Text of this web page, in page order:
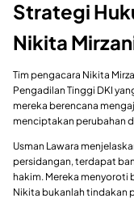
Strategi
Nikita
Tim pengacara Nikita
Pengadilan Tinggi DKI
mereka berencana
menciptakan perubahan
Usman Lawara
persidangan, terdapat
hakim. Mereka menyoroti
Nikita bukanlah tindakan